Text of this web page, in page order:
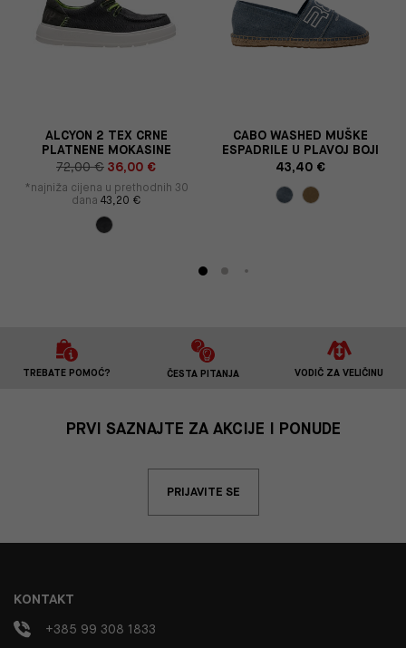
ALCYON 2 TEX CRNE
PLATNENE MOKASINE
72,00 € 36,00 €
*najniža cijena u prethodnih 30
dana 43,20 €
CABO WASHED MUŠKE
ESPADRILE U PLAVOJ BOJI
43,40 €
TREBATE POMOĆ? ČESTA PITANJA VODIČ ZA VELIČINU
PRVI SAZNAJTE ZA AKCIJE I PONUDE
PRIJAVITE SE
KONTAKT
+385 99 308 1833